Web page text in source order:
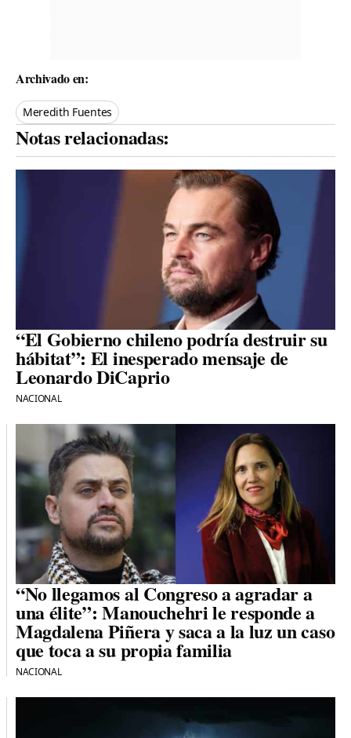
Archivado en:
Meredith Fuentes
Notas relacionadas:
“El Gobierno chileno podría destruir su
hábitat”: El inesperado mensaje de
Leonardo DiCaprio
NACIONAL
“No llegamos al Congreso a agradar a
una élite”: Manouchehri le responde a
Magdalena Piñera y saca a la luz un caso
que toca a su propia familia
NACIONAL